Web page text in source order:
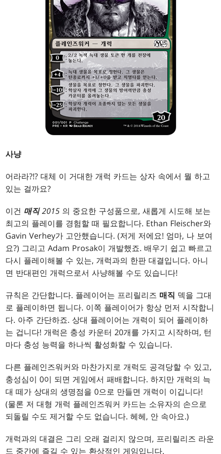
사냥
어라라?!? 대체 이 거대한 개럭 카드는 상자 속에서 뭘 하고
있는 걸까요?
이건 매직2015 의 중요한 구성품으로, 새롭게 시도해 보는
최고의 플레이를 경험할 때 필요합니다. Ethan Fleischer와
Gavin Verhey가 고안했습니다. (저게 저에요! 엄마, 나 보여
요?) 그리고 Adam Prosak이 개발했죠. 배우기 쉽고 빠르고
다시 플레이해볼 수 있는, 개럭과의 한판 대결입니다. 아니
면 반대편인 개럭으로서 사냥해볼 수도 있습니다!
규칙은 간단합니다. 플레이어는 프리릴리즈 매직 덱을 그대
로 플레이하면 됩니다. 이쪽 플레이어가 항상 먼저 시작합니
다. 아주 간단하죠. 상대 플레이어는 개럭이 되어 플레이하
는 겁니다! 개럭은 충성 카운터 20개를 가지고 시작하며, 턴
마다 충성 능력을 하나씩 활성화할 수 있습니다.
다른 플레인즈워커와 마찬가지로 개럭도 공격당할 수 있고,
충성심이 0이 되면 게임에서 패배합니다. 하지만 개럭의 늑
대 떼가 상대의 생명점을 0으로 만들면 개럭이 이깁니다!
(물론 저 대형 개럭 플레인즈워커 카드는 소유자의 손으로
되돌릴 수도 제거할 수도 없습니다. 헤헤, 안 속아요.)
개럭과의 대결은 그리 오래 걸리지 않으며, 프리릴리즈 라운
드 중간에 즐길 수 있는 환상적인 게임입니다.